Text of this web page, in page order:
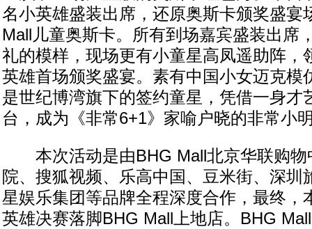
名小英雄盛装出席，还原奥斯卡颁奖盛宴
Mall儿童奥斯卡。所有到场嘉宾盛装出席
礼的模样，现场更有小童星高凤遥助阵，
英雄首场颁奖盛宴。素有中国小女迈克模
是世纪博湾旗下的签约童星，凭借一身才
台，成为《非常6+1》家喻户晓的非常小
本次活动是由BHG Mall北京华联购物
院、搜狐视频、乐高中国、豆米街、深圳
星娱乐集团等品牌全程深度合作，最终，
英雄决赛落脚BHG Mall上地店。BHG